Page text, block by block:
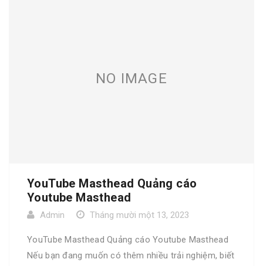
NO IMAGE
YouTube Masthead Quảng cáo
Youtube Masthead
Admin Tháng mười một 13, 2023
YouTube Masthead Quảng cáo Youtube Masthead
Nếu bạn đang muốn có thêm nhiều trải nghiệm, biết